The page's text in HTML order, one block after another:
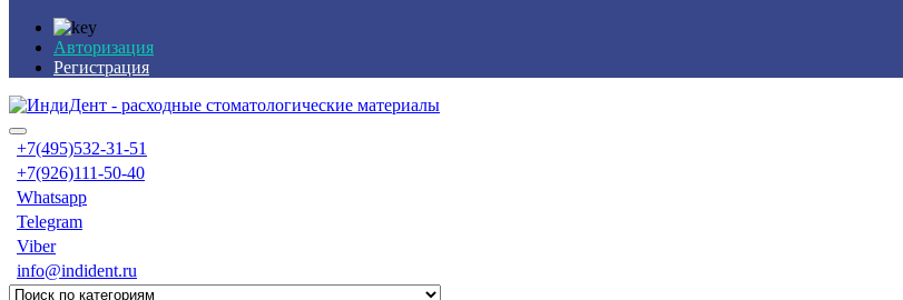
Авторизация
Регистрация
+7(495)532-31-51
+7(926)111-50-40
Whatsapp
Telegram
Viber
info@indident.ru